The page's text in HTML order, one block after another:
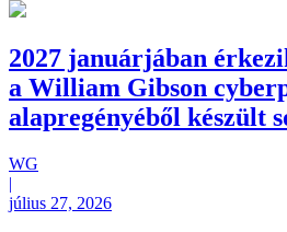
2027 januárjában
a William Gibson
alapregényéből készült
WG
|
július 27, 2026